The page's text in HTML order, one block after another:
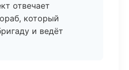
отвечает
который
и ведёт